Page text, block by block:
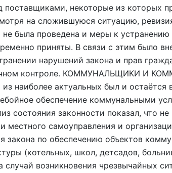
поставщиками, некоторые из которых
на сложившуюся ситуацию,
не была проведена и меры к
приняты. В связи с этим было
нарушений закона и прав
контроле. КОММУНАЛЬЩИКИ И
наиболее актуальных был и остаётся
обеспечение коммунальными
состояния законности показал, что не
местного самоуправления и
закона по обеспечению объектов
(котельных, школ, детсадов,
случай возникновения чрезвычайных